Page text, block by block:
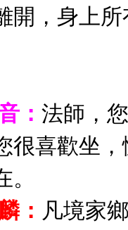
開，身上
： 法師，
很喜歡坐
： 凡境家